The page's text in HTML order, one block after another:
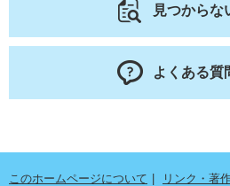
見つからな
よくある質
このホームページについて
リンク・著